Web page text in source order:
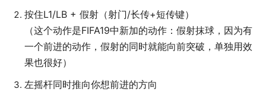
按住L1/LB + 假射（射门/长传+短传键）
（这个动作是FIFA19中新加的动作：假射抹球，因为有
一个前进的动作，假射的同时就能向前突破，单独用效
果也很好）
左摇杆同时推向你想前进的方向